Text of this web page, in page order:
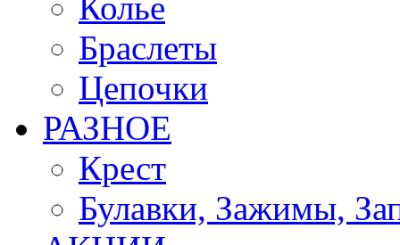
Браслеты
Цепочки
РАЗНОЕ
Крест
Булавки, Зажимы,